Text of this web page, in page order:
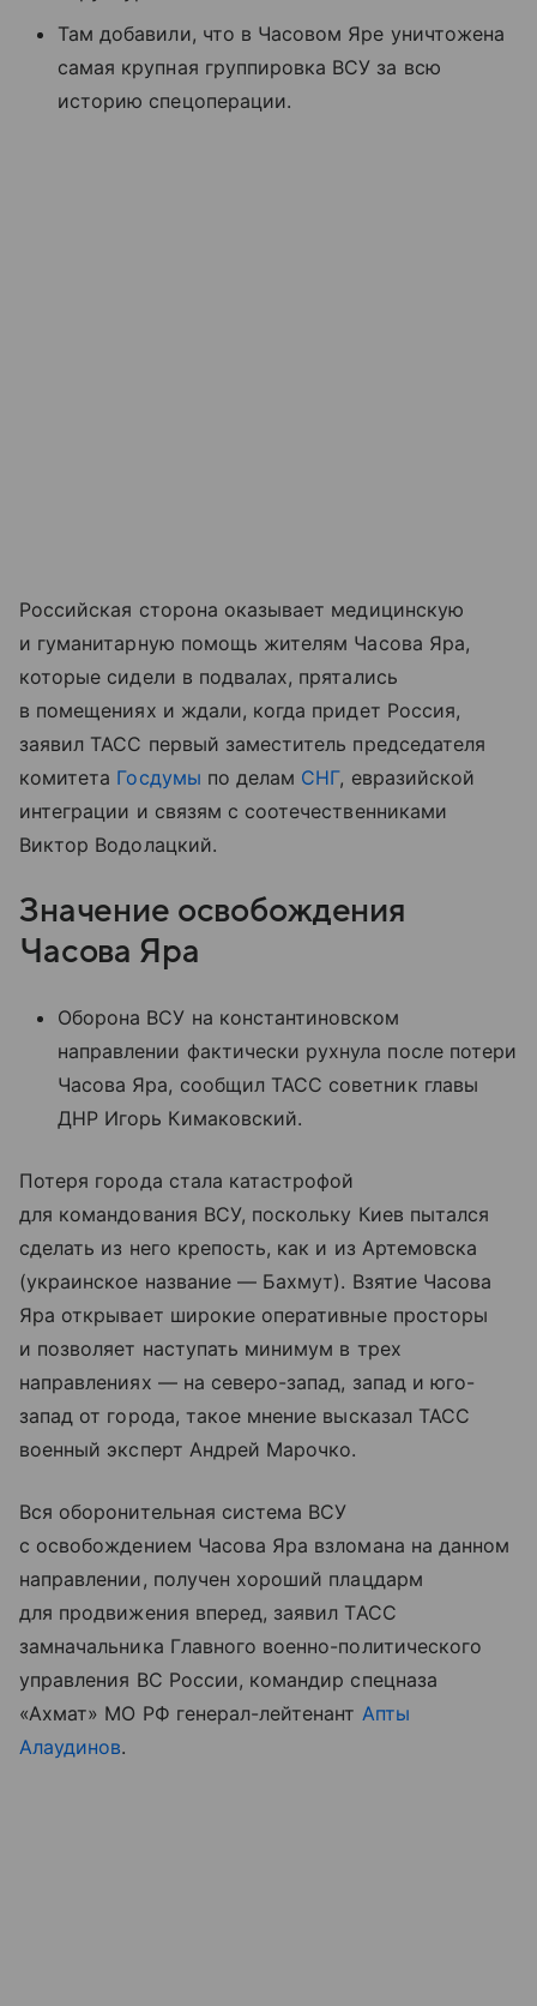
Там добавили, что в Часовом Яре уничтожена
самая крупная группировка ВСУ за всю
историю спецоперации.
Российская сторона оказывает медицинскую
и гуманитарную помощь жителям Часова Яра,
которые сидели в подвалах, прятались
в помещениях и ждали, когда придет Россия,
заявил ТАСС первый заместитель председателя
комитета Госдумы по делам СНГ, евразийской
интеграции и связям с соотечественниками
Виктор Водолацкий.
Значение освобождения
Часова Яра
Оборона ВСУ на константиновском
направлении фактически рухнула после потери
Часова Яра, сообщил ТАСС советник главы
ДНР Игорь Кимаковский.
Потеря города стала катастрофой
для командования ВСУ, поскольку Киев пытался
сделать из него крепость, как и из Артемовска
(украинское название — Бахмут). Взятие Часова
Яра открывает широкие оперативные просторы
и позволяет наступать минимум в трех
направлениях — на северо-запад, запад и юго-
запад от города, такое мнение высказал ТАСС
военный эксперт Андрей Марочко.
Вся оборонительная система ВСУ
с освобождением Часова Яра взломана на данном
направлении, получен хороший плацдарм
для продвижения вперед, заявил ТАСС
замначальника Главного военно-политического
управления ВС России, командир спецназа
«Ахмат» МО РФ генерал-лейтенант Апты
Алаудинов.